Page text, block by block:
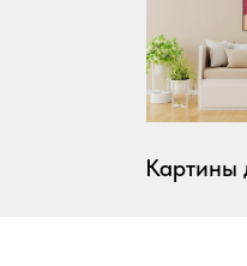
Картины